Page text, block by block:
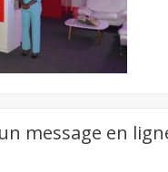
message en